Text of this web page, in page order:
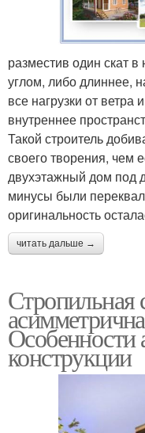
разместив один скат
углом, либо длиннее,
все нагрузки от ветра
внутреннее
Такой строитель
своего творения, чем
двухэтажный дом под
минусы были
оригинальность
читать дальше →
Стропильная
Особенности
конструкции